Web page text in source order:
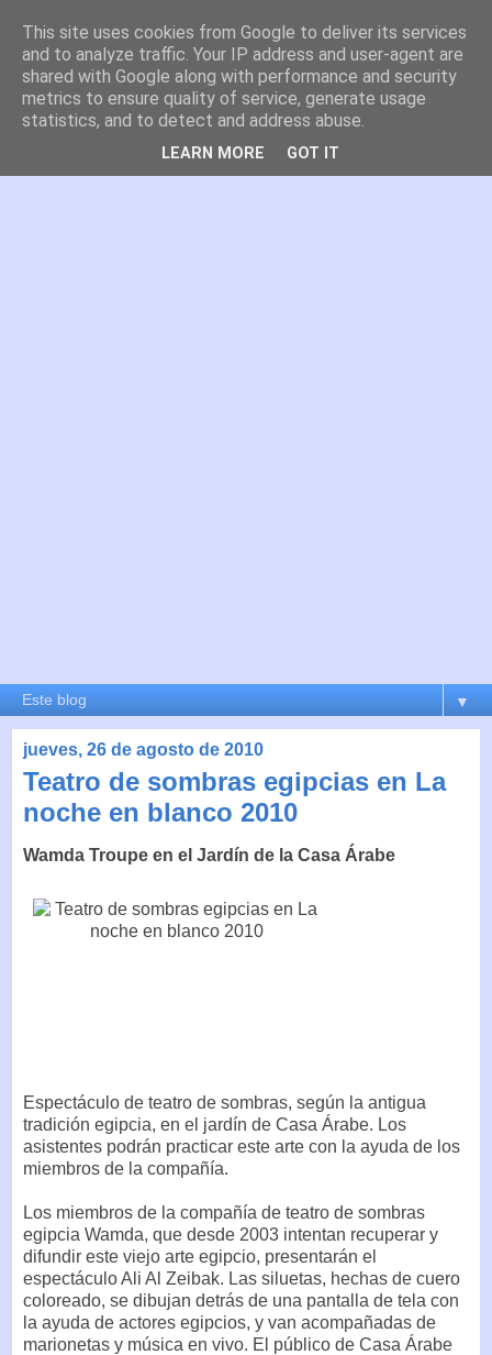
es por madrid
El blog de Madrid y su actualidad, proyectos, transporte,
movilidad, arquitectura, participación, medio ambiente,
educación, empleo, ...
▼
jueves, 26 de agosto de 2010
Teatro de sombras egipcias en La
noche en blanco 2010
Wamda Troupe en el Jardín de la Casa Árabe
Espectáculo de teatro de sombras, según la antigua
tradición egipcia, en el jardín de Casa Árabe. Los
asistentes podrán practicar este arte con la ayuda de los
miembros de la compañía.
Los miembros de la compañía de teatro de sombras
egipcia Wamda, que desde 2003 intentan recuperar y
difundir este viejo arte egipcio, presentarán el
espectáculo Ali Al Zeibak. Las siluetas, hechas de cuero
coloreado, se dibujan detrás de una pantalla de tela con
la ayuda de actores egipcios, y van acompañadas de
marionetas y música en vivo. El público de Casa Árabe
This site uses cookies from Google to deliver its services
and to analyze traffic. Your IP address and user-agent are
shared with Google along with performance and security
metrics to ensure quality of service, generate usage
statistics, and to detect and address abuse.
LEARN MORE GOT IT